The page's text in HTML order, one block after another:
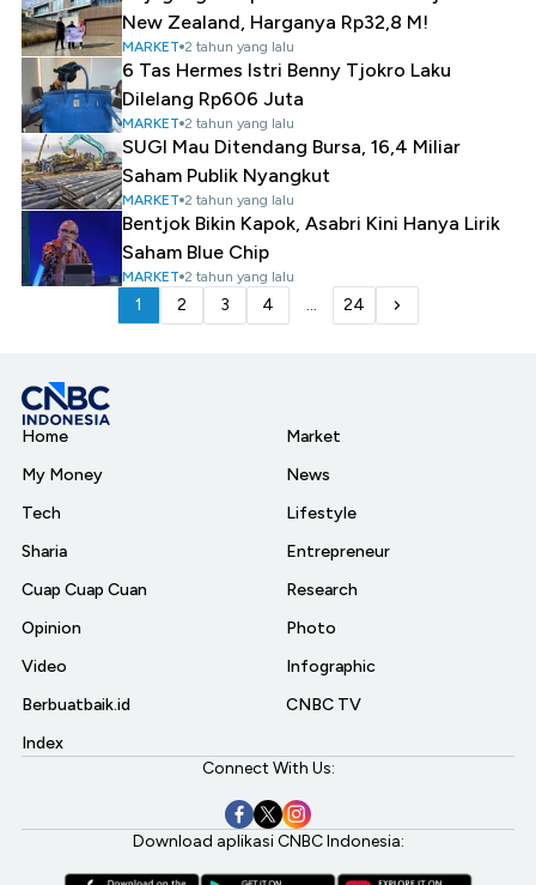
New Zealand, Harganya Rp32,8 M!
MARKET 2 tahun yang lalu
6 Tas Hermes Istri Benny Tjokro Laku
Dilelang Rp606 Juta
MARKET 2 tahun yang lalu
SUGI Mau Ditendang Bursa, 16,4 Miliar
Saham Publik Nyangkut
MARKET 2 tahun yang lalu
Bentjok Bikin Kapok, Asabri Kini Hanya Lirik
Saham Blue Chip
MARKET 2 tahun yang lalu
1 2 3 4 ... 24
Home
My Money
Tech
Sharia
Cuap Cuap Cuan
Opinion
Video
Berbuatbaik.id
Index
Market
News
Lifestyle
Entrepreneur
Research
Photo
Infographic
CNBC TV
Connect With Us:
Download aplikasi CNBC Indonesia: